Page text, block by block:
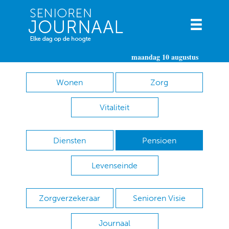
maandag 10 augustus
Wonen Zorg
Vitaliteit
Diensten Pensioen
Levenseinde
Zorgverzekeraar Senioren Visie
Journaal